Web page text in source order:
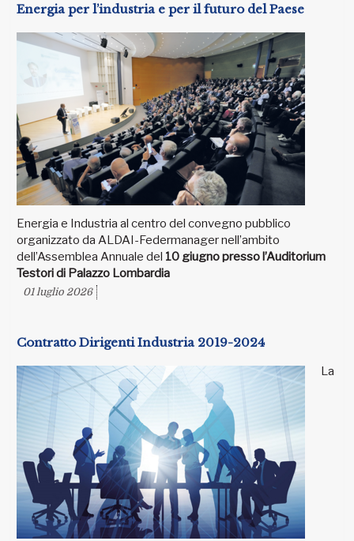
Energia per l’industria e per il futuro del Paese
Energia e Industria al centro del convegno pubblico
organizzato da ALDAI-Federmanager nell’ambito
dell’Assemblea Annuale del 10 giugno presso l’Auditorium
Testori di Palazzo Lombardia
01 luglio 2026
Contratto Dirigenti Industria 2019-2024
La